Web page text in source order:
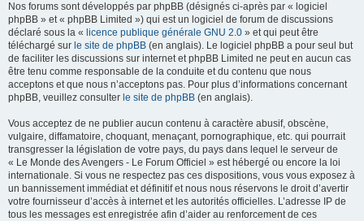
Nos forums sont développés par phpBB (désignés ci-après par « logiciel
phpBB » et « phpBB Limited ») qui est un logiciel de forum de discussions
déclaré sous la « licence publique générale GNU 2.0 » et qui peut être
téléchargé sur le site de phpBB (en anglais). Le logiciel phpBB a pour seul but
de faciliter les discussions sur internet et phpBB Limited ne peut en aucun cas
être tenu comme responsable de la conduite et du contenu que nous
acceptons et que nous n’acceptons pas. Pour plus d’informations concernant
phpBB, veuillez consulter le site de phpBB (en anglais).
Vous acceptez de ne publier aucun contenu à caractère abusif, obscène,
vulgaire, diffamatoire, choquant, menaçant, pornographique, etc. qui pourrait
transgresser la législation de votre pays, du pays dans lequel le serveur de
« Le Monde des Avengers - Le Forum Officiel » est hébergé ou encore la loi
internationale. Si vous ne respectez pas ces dispositions, vous vous exposez à
un bannissement immédiat et définitif et nous nous réservons le droit d’avertir
votre fournisseur d’accès à internet et les autorités officielles. L’adresse IP de
tous les messages est enregistrée afin d’aider au renforcement de ces